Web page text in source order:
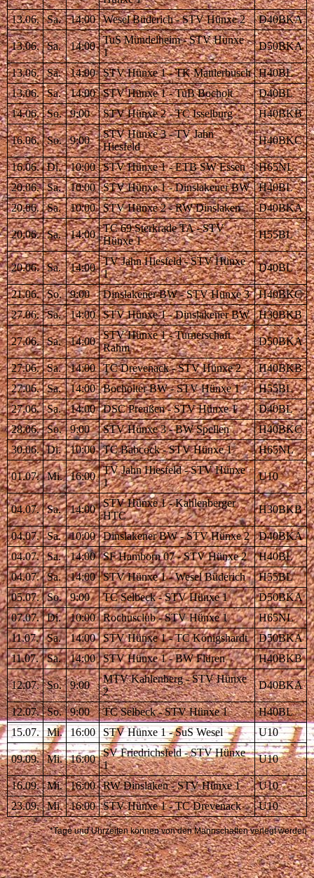
13.06. Sa. 14:00 Wesel Büderich - STV Hünxe 2 D40BKA
13.06. Sa. 14:00
TuS Mündelheim - STV Hünxe
1
D50BKA
13.06. Sa. 14:00 STV Hünxe 1 - TK Mattlerbusch
H40BL
13.06.
Sa. 14:00 STV Hünxe 1 - TuB Bocholt
D40BL
14.06.
So. 9:00 STV Hünxe 2 - TC Isselburg H40BKB
16.06. So. 9:00
STV Hünxe 3 - TV Jahn
Hiesfeld
H40BKC
16.06. Di. 10:00 STV Hünxe 1 - ETB SW Essen
H65NL
20.06.
Sa. 10:00 STV Hünxe 1 - Dinslakener BW
H40BL
20.06.
Sa. 10:00 STV Hünxe 2 - RW Dinslaken D40BKA
20.06. Sa. 14:00
TC 69 Sterkrade TA - STV
Hünxe 1
H55BL
20.06. Sa. 14:00
TV Jahn Hiesfeld - STV Hünxe
1
D40BL
21.06. So. 9:00 Dinslakener BW - STV Hünxe 3
H40BKC
27.06.
Sa. 14:00 STV Hünxe 1 - Dinslakener BW H30BKB
27.06. Sa. 14:00
STV Hünxe 1 - Turnerschaft
Rahm
D50BKA
27.06. Sa. 14:00 TC Drevenack - STV Hünxe 2
H40BKB
27.06.
Sa. 14:00 Bocholter BW - STV Hünxe 1
H55BL
27.06.
Sa. 14:00 DSC Preußen - STV Hünxe 1
D40BL
28.06.
So. 9:00 STV Hünxe 3 - BW Spellen
H40BKC
30.06.
Di. 10:00 TC Babcock - STV Hünxe 1 H65NL
01.07. Mi. 16:00
TV Jahn Hiesfeld - STV Hünxe
1
U10
04.07. Sa. 14:00
STV Hünxe 1 - Kahlenberger
HTC
H30BKB
04.07. Sa. 10:00 Dinslakener BW - STV Hünxe 2
D40BKA
04.07.
Sa. 14:00 SF Hamborn 07 - STV Hünxe 2
H40BL
04.07.
Sa. 14:00 STV Hünxe 1 - Wesel Büderich
H55BL
05.07.
So. 9:00 TC Selbeck - STV Hünxe 1
D50BKA
07.07.
Di. 10:00 Rochusclub - STV Hünxe 1
H65NL
11.07.
Sa. 14:00 STV Hünxe 1 - TC Königshardt
D50BKA
11.07.
Sa. 14:00 STV Hünxe 1 - BW Flüren H40BKB
12.07. So. 9:00
MTV Kahlenberg - STV Hünxe
2
D40BKA
12.07. So. 9:00 TC Selbeck - STV Hünxe 1
H40BL
15.07.
Mi. 16:00 STV Hünxe 1 - SuS Wesel U10
09.09. Mi. 16:00
SV Friedrichsfeld - STV Hünxe
1
U10
16.09. Mi. 16:00 RW Dinslaken - STV Hünxe 1
U10
23.09.
Mi. 16:00 STV Hünxe 1 - TC Drevenack U10
*Tage und Uhrzeiten können von den Mannschaften verlegt werden